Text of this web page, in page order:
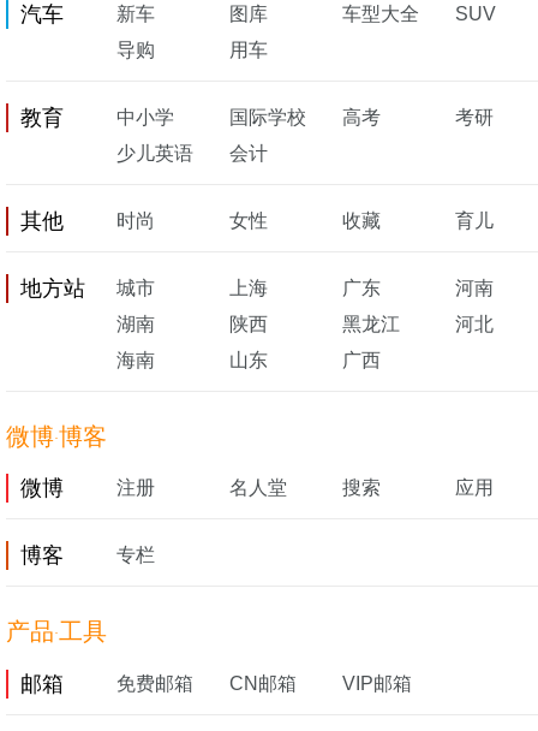
汽车 新车 图库 车型大全
SUV
导购
用车
教育 中小学 国际学校 高考
考研
少儿英语
会计
其他 时尚 女性 收藏 育儿
地方站 城市 上海 广东
河南
湖南
陕西 黑龙江
河北
海南
山东 广西
微博·博客
微博 注册 名人堂 搜索 应用
博客 专栏
产品·工具
邮箱 免费邮箱 CN邮箱 VIP邮箱